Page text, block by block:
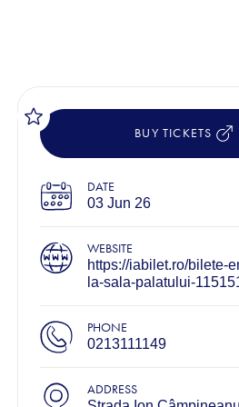
BUY TICKETS
DATE
03 Jun 26
WEBSITE
https://iabilet.ro/bilete-
la-sala-palatului-
PHONE
0213111149
ADDRESS